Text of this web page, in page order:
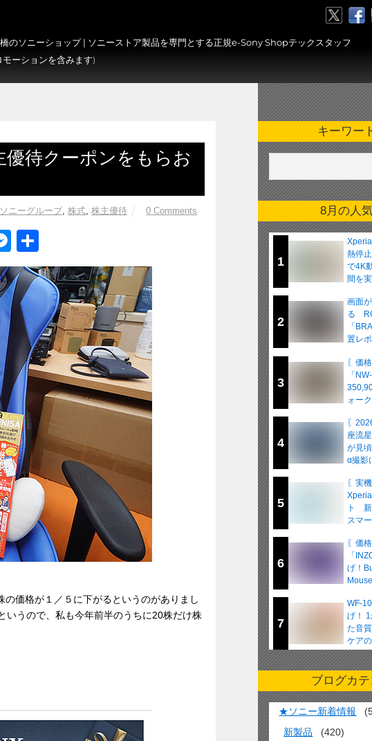
のソニーショップ | ソニーストア製品を専門とする正規e-Sony Shopテックスタッフ
ーションを含みます)
待クーポンをもらお
ソニーグループ, 株式, 株主優待 0 Comments
M
e
ss
e
g
er
有
価格が１／５に下がるというのがありまし
いうので、私も今年前半のうちに20株だけ株
キーワー
8月の人
1
熱停
で4K
間を
2
画面
る
「
置レ
3
〖価
「
ォー
4
〖
座流
が見
α撮影
5
〖実
ト 新
スマ
6
〖価
「
げ！
7
WF-
げ！
た音
ケア
ブログカ
★ソニー新着情報
新製品
(420)